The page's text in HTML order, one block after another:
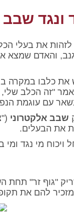
שבב
את בעלי
והאדם שמצא
את כלבו במקרה
"זה הכלב שלי,
עם עוגמת
שבב אלקטרוני
את הבעלים.
מי נגד ומי
תחת העור. הוטרינר גם לא
להם את